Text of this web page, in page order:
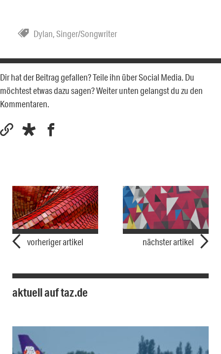
Dylan,Singer/Songwriter
Dir hat der Beitrag gefallen? Teile ihn über Social Media. Du
möchtest etwas dazu sagen? Weiter unten gelangst du zu den
Kommentaren.
vorheriger artikel nächster artikel
aktuell auf taz.de